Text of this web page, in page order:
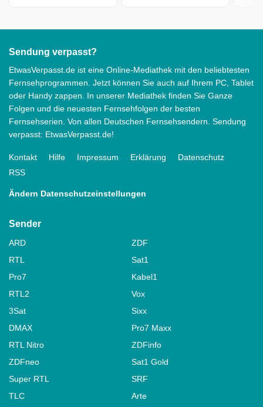
Sendung verpasst?
EtwasVerpasst.de ist eine Online-Mediathek mit den beliebtesten
Fernsehprogrammen. Jetzt können Sie auch auf Ihrem PC, Tablet
oder Handy zappen. In unserer Mediathek finden Sie Ganze
Folgen und die neuesten Fernsehfolgen der besten
Fernsehserien. Von allen Deutschen Fernsehsendern. Sendung
verpasst: EtwasVerpasst.de!
Kontakt Hilfe Impressum Erklärung
Datenschutz
RSS
Ändern Datenschutzeinstellungen
Sender
ARD
ZDF
RTL
Sat1
Pro7
Kabel1
RTL2
Vox
3Sat
Sixx
DMAX
Pro7 Maxx
RTL Nitro
ZDFinfo
ZDFneo
Sat1 Gold
Super RTL
SRF
TLC
Arte